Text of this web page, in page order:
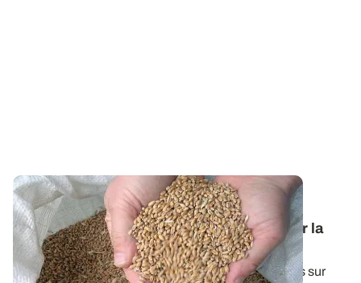
Variétés et interventions d’automne : des
références techniques pour bien démarrer la
campagne en céréales à paille
Une synthèse de l'ensemble de nos essais conduits sur